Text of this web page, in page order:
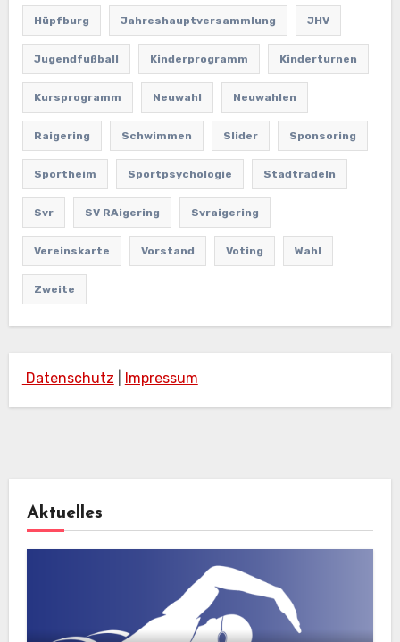
Hüpfburg Jahreshauptversammlung JHV
Jugendfußball Kinderprogramm Kinderturnen
Kursprogramm Neuwahl Neuwahlen
Raigering Schwimmen Slider Sponsoring
Sportheim Sportpsychologie Stadtradeln
Svr SV RAigering Svraigering
Vereinskarte Vorstand Voting Wahl
Zweite
Datenschutz Impressum
Aktuelles